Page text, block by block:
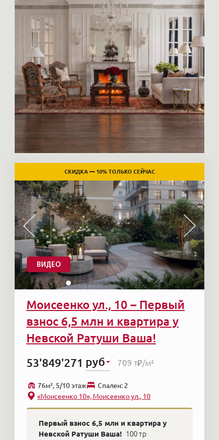
ВИДЕО
СКИДКА — 10% ТОЛЬКО СЕЙЧАС
Моисеенко ул., 10 – Первый
взнос 6,5 млн и квартира у
Невской Ратуши Ваша!
53'849'271 руб 709 т₽/м²
76м², 5/10 этаж
Cпален: 2
«Моисеенко 10», Моисеенко ул., 10
Первый взнос 6,5 млн и квартира у
Невской Ратуши Ваша! 100 тр